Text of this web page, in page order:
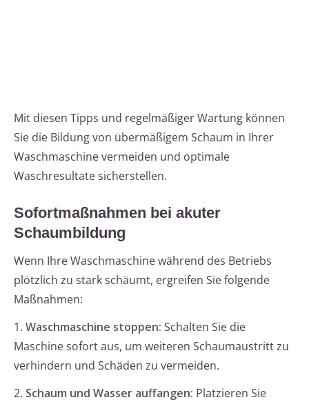
Mit diesen Tipps und regelmäßiger Wartung können
Sie die Bildung von übermäßigem Schaum in Ihrer
Waschmaschine vermeiden und optimale
Waschresultate sicherstellen.
Sofortmaßnahmen bei akuter
Schaumbildung
Wenn Ihre Waschmaschine während des Betriebs
plötzlich zu stark schäumt, ergreifen Sie folgende
Maßnahmen:
1. Waschmaschine stoppen: Schalten Sie die
Maschine sofort aus, um weiteren Schaumaustritt zu
verhindern und Schäden zu vermeiden.
2. Schaum und Wasser auffangen: Platzieren Sie